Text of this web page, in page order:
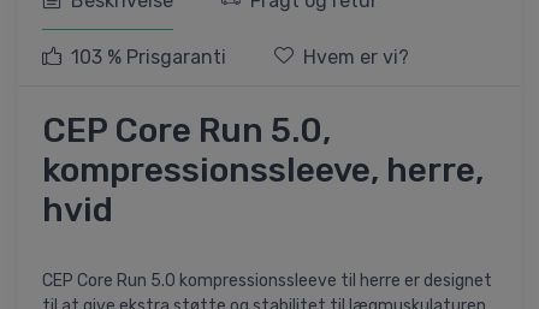
103 % Prisgaranti Hvem er vi?
CEP Core Run 5.0,
kompressionssleeve, herre,
hvid
CEP Core Run 5.0 kompressionssleeve til herre er designet